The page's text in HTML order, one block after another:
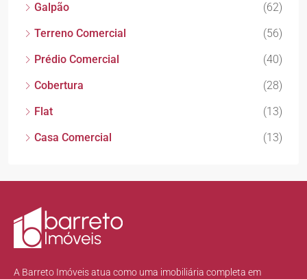
Galpão
(62)
Terreno Comercial
(56)
Prédio Comercial
(40)
Cobertura
(28)
Flat
(13)
Casa Comercial
(13)
A Barreto Imóveis atua como uma imobiliária completa em